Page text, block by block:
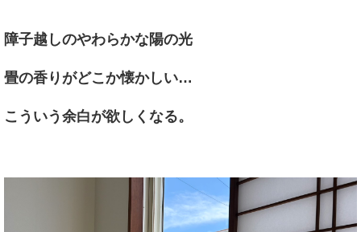
障子越しのやわらかな陽の光
畳の香りがどこか懐かしい…
こういう余白が欲しくなる。